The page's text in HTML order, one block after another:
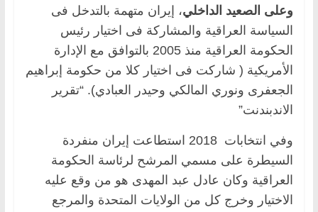
وعلى الصعيد الداخلي، إيران متهمة بالتدخل فى
السياسة العراقية والمشاركة فى اختيار رئيس
الحكومة العراقية منذ 2005 بالتوافق مع الإدارة
الأمريكية ( شاركت فى اختيار كلا من حكومة إبراهيم
الجعفرى ونوري المالكي وحيدر العبادي). “تقرير
الاندبندنت”
وفي انتخابات 2018 استطاعت إيران منفردة
السيطرة على مسمي المرشح لرئاسة الحكومة
العراقية وكان عادل عبد المهدى هو من وقع عليه
الاختيار وخرج كل من الولايات المتحدة والمرجع